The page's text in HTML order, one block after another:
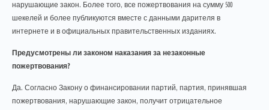
нарушающие закон. Более того, все пожертвования на сумму 500
шекелей и более публикуются вместе с данными дарителя в
интернете и в официальных правительственных изданиях.
Предусмотрены ли законом наказания за незаконные
пожертвования?
Да. Согласно Закону о финансировании партий, партия, принявшая
пожертвования, нарушающие закон, получит отрицательное